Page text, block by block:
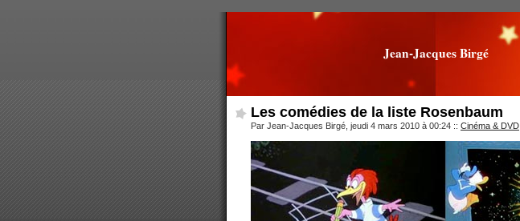
Jean-Jacques Birgé
Les comédies de la liste Rosenbaum
Par Jean-Jacques Birgé, jeudi 4 mars 2010 à 00:24 :: Cinéma & DVD